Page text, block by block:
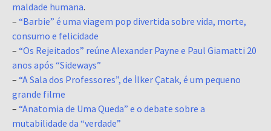
maldade humana.
– “Barbie” é uma viagem pop divertida sobre vida, morte,
consumo e felicidade
– “Os Rejeitados” reúne Alexander Payne e Paul Giamatti 20
anos após “Sideways”
– “A Sala dos Professores”, de İlker Çatak, é um pequeno
grande filme
– “Anatomia de Uma Queda” e o debate sobre a
mutabilidade da “verdade”